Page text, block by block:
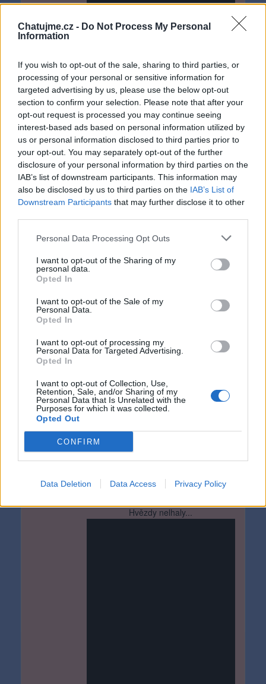
Chatujme.cz - Do Not Process My Personal
Information
If you wish to opt-out of the sale, sharing to third parties, or
processing of your personal or sensitive information for
targeted advertising by us, please use the below opt-out
section to confirm your selection. Please note that after your
opt-out request is processed you may continue seeing
interest-based ads based on personal information utilized by
us or personal information disclosed to third parties prior to
your opt-out. You may separately opt-out of the further
disclosure of your personal information by third parties on the
IAB’s list of downstream participants. This information may
also be disclosed by us to third parties on the IAB’s List of
Downstream Participants that may further disclose it to other
Personal Data Processing Opt Outs
I want to opt-out of the Sharing of my
personal data.
Opted In
I want to opt-out of the Sale of my
Personal Data.
Opted In
I want to opt-out of processing my
Personal Data for Targeted Advertising.
Opted In
I want to opt-out of Collection, Use,
Retention, Sale, and/or Sharing of my
Personal Data that Is Unrelated with the
Purposes for which it was collected.
Opted Out
CONFIRM
Data Deletion Data Access Privacy Policy
Děkuji, že to chápete a přeji všem
hezkého Mikuláše a
v přátelích a všem návštěvníkům mých
přeji poklidný adventní čas bez stresů a
nervů... ✿ ♥ ✿ a příjemné těšení se na
Ježíška :-)...
Hvězdy nelhaly...